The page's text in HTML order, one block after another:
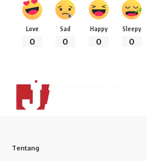
Love
0
Sad
0
Happy
0
Sleepy
0
Tentang